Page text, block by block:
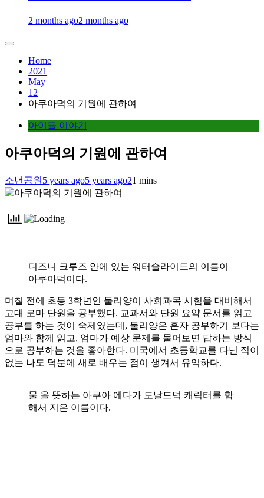
2 months ago2 months ago
Home
2021
May
12
아쿠아덕의 기원에 관하여
아이들 이야기
아쿠아덕의 기원에 관하여
소년공원 5 years ago5 years ago21 mins
디즈니 크루즈 안에 있는 워터슬라이드의 이름이
아쿠아덕이다.
며칠 전에 초등 3학년인 둘리양이 사회과목 시험을 대비해서
고대 로마 단원을 공부했다. 교과서와 단원 요약 문서를 읽고
공부를 하는 것이 숙제였는데, 둘리양은 혼자 공부하기 보다는
엄마와 함께 읽고, 엄마가 예상 문제를 물어보면 답하는 방식
으로 공부하는 것을 좋아한다. 미국에서 초등학교를 다닌 적이
없는 나도 덕분에 새로 배우는 점이 생겨서 유익하다.
물 을 뜻하는 아쿠아 에다가 도날드덕 캐릭터를 합
해서 지은 이름이다.